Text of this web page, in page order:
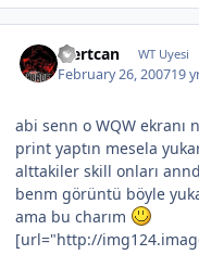
Mertcan WT Uyesi
February 26, 200719
abi senn o WQW ekranı
print yaptın mesela
alttakiler skill onları
benm görüntü böyle
ama bu charım
[url="http://